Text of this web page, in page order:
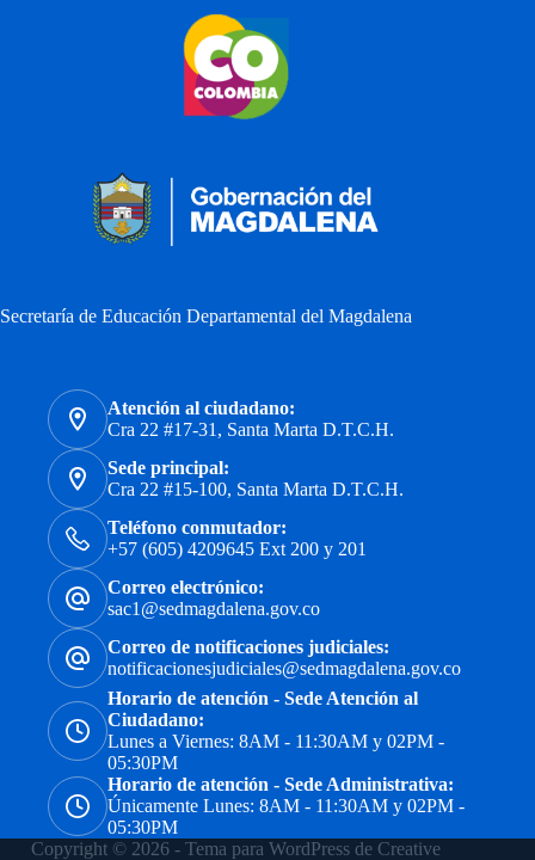
Secretaría de Educación Departamental del Magdalena
Atención al ciudadano:
Cra 22 #17-31, Santa Marta D.T.C.H.
Sede principal:
Cra 22 #15-100, Santa Marta D.T.C.H.
Teléfono conmutador:
+57 (605) 4209645 Ext 200 y 201
Correo electrónico:
sac1@sedmagdalena.gov.co
Correo de notificaciones judiciales:
notificacionesjudiciales@sedmagdalena.gov.co
Horario de atención - Sede Atención al
Ciudadano:
Lunes a Viernes: 8AM - 11:30AM y 02PM -
05:30PM
Horario de atención - Sede Administrativa:
Únicamente Lunes: 8AM - 11:30AM y 02PM -
05:30PM
Copyright © 2026 - Tema para WordPress de Creative